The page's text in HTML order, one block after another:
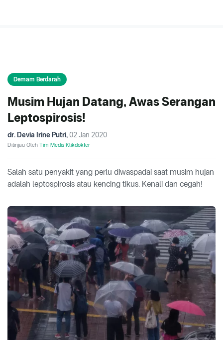
Demam Berdarah
Musim Hujan Datang, Awas Serangan
Leptospirosis!
dr. Devia Irine Putri, 02 Jan 2020
Ditinjau Oleh Tim Medis Klikdokter
Salah satu penyakit yang perlu diwaspadai saat musim hujan
adalah leptospirosis atau kencing tikus. Kenali dan cegah!